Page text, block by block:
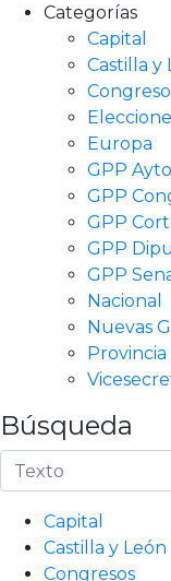
Categorías
Capital
Castilla y
Europa
GPP
GPP
GPP
GPP
GPP
Nacional
Nuevas
Provincia
Búsqueda
Capital
Castilla y León
Congresos